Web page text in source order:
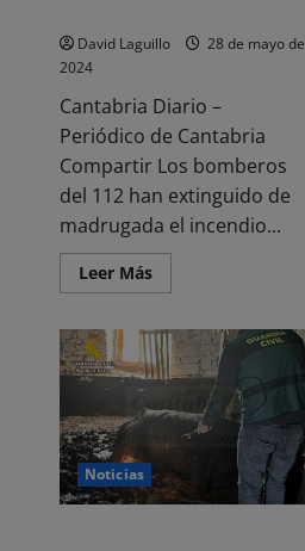
David Laguillo
28 de mayo de
2024
Cantabria Diario –
Periódico de Cantabria
Compartir Los bomberos
del 112 han extinguido de
madrugada el incendio...
Leer MásLeer
más
Un
incendio
calcina
la
terraza
de
local
hostelero
en
Laredo
Noticias